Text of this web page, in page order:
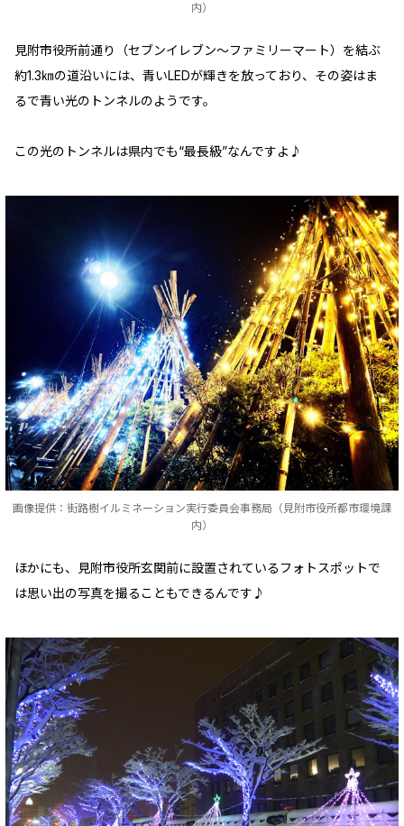
内）
見附市役所前通り（セブンイレブン～ファミリーマート）を結ぶ
約1.3㎞の道沿いには、青いLEDが輝きを放っており、その姿はま
るで青い光のトンネルのようです。
この光のトンネルは県内でも“最長級”なんですよ♪
画像提供：街路樹イルミネーション実行委員会事務局（見附市役所都市環境課
内）
ほかにも、見附市役所玄関前に設置されているフォトスポットで
は思い出の写真を撮ることもできるんです♪